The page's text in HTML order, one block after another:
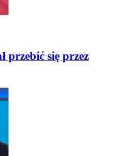
przebić się przez